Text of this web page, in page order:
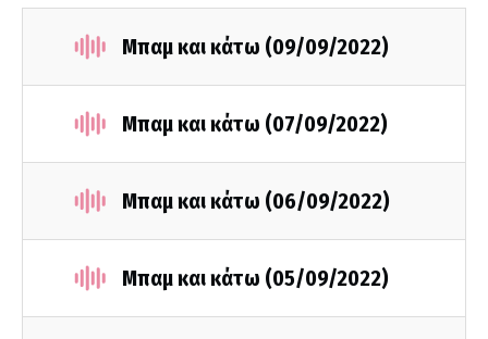
Μπαμ και κάτω (09/09/2022)
Μπαμ και κάτω (07/09/2022)
Μπαμ και κάτω (06/09/2022)
Μπαμ και κάτω (05/09/2022)